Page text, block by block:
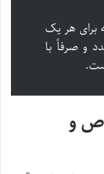
برای هر یک
و صرفاً با
و